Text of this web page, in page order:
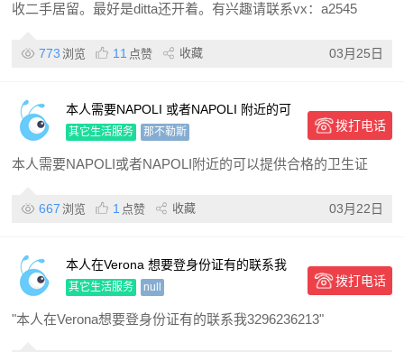
收二手居留。最好是ditta还开着。有兴趣请联系vx：a2545
773 浏览 11 点赞 收藏 03月25日
本人需要NAPOLI 或者NAPOLI 附近的可
以提供合格的卫生证，大赦用的
其它生活服务 那不勒斯 拨打电话
本人需要NAPOLI或者NAPOLI附近的可以提供合格的卫生证
667 浏览 1 点赞 收藏 03月22日
本人在Verona 想要登身份证有的联系我
3296236213
其它生活服务 null 拨打电话
"本人在Verona想要登身份证有的联系我3296236213"